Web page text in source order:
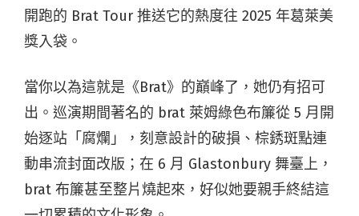
開跑的 Brat Tour 推送它的熱度往 2025 年葛萊美
獎入袋。
當你以為這就是《Brat》的巔峰了，她仍有招可
出。巡演期間著名的 brat 萊姆綠色布簾從 5 月開
始逐站「腐爛」，刻意設計的破損、棕銹斑點連
動串流封面改版；在 6 月 Glastonbury 舞臺上，
brat 布簾甚至整片燒起來，好似她要親手終結這